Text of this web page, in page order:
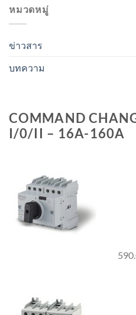
COMMAND
I/0/II – 16A-160A
หมวดหมู่
ข่าวสาร
บทความ